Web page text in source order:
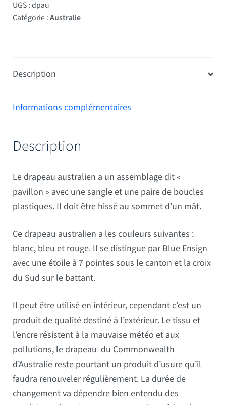
UGS :dpau
Catégorie :Australie
Description
Informations complémentaires
Description
Le drapeau australien a un assemblage dit «
pavillon » avec une sangle et une paire de boucles
plastiques. Il doit être hissé au sommet d’un mât.
Ce drapeau australien a les couleurs suivantes :
blanc, bleu et rouge. Il se distingue par Blue Ensign
avec une étoile à 7 pointes sous le canton et la croix
du Sud sur le battant.
Il peut être utilisé en intérieur, cependant c’est un
produit de qualité destiné à l’extérieur. Le tissu et
l’encre résistent à la mauvaise météo et aux
pollutions, le drapeau du Commonwealth
d’Australie reste pourtant un produit d’usure qu’il
faudra renouveler régulièrement. La durée de
changement va dépendre bien entendu des